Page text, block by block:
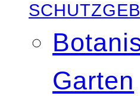
Garten